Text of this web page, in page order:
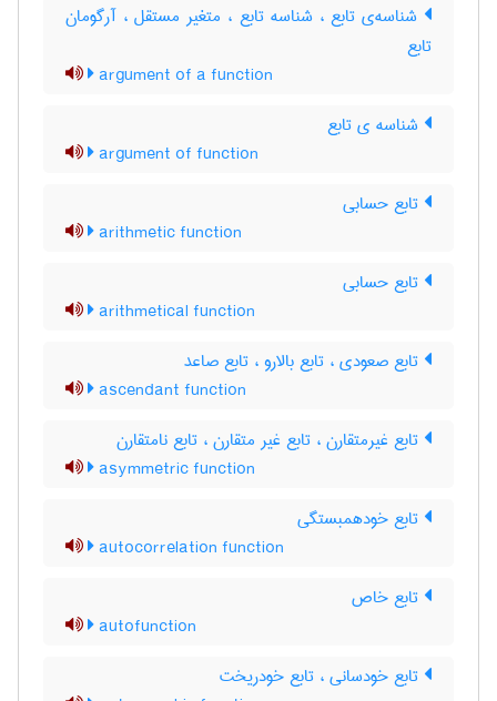
شناسه‌ی تابع ، شناسه تابع ، متغیر مستقل ، آرگومان
تابع
argument of a function
شناسه ی تابع
argument of function
تابع حسابی
arithmetic function
تابع حسابی
arithmetical function
تابع صعودی ، تابع بالارو ، تابع صاعد
ascendant function
تابع غیرمتقارن ، تابع غیر متقارن ، تابع نامتقارن
asymmetric function
تابع خودهمبستگی
autocorrelation function
تابع خاص
autofunction
تابع خودسانی ، تابع خودریخت